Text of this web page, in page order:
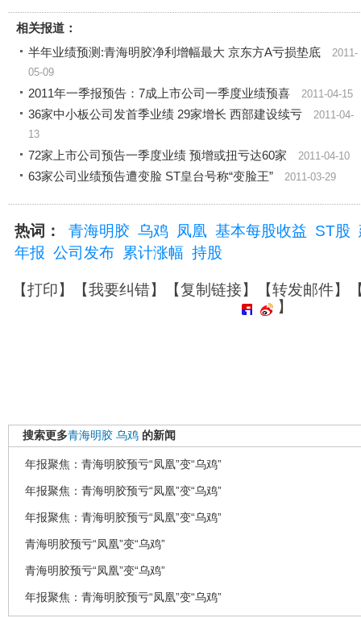
相关报道：
半年业绩预测:青海明胶净利增幅最大 京东方A亏损垫底
2011-
05-09
2011年一季报预告：7成上市公司一季度业绩预喜
2011-04-15
36家中小板公司发首季业绩 29家增长 西部建设续亏 2011-04-
13
72家上市公司预告一季度业绩 预增或扭亏达60家
2011-04-10
63家公司业绩预告遭变脸 ST皇台号称“变脸王” 2011-03-29
热词： 青海明胶 乌鸡 凤凰 基本每股收益 ST股
年报 公司发布 累计涨幅 持股
【打印】【我要纠错】【复制链接】【转发邮件】
】
搜索更多青海明胶 乌鸡 的新闻
年报聚焦：青海明胶预亏“凤凰”变“乌鸡”
年报聚焦：青海明胶预亏“凤凰”变“乌鸡”
年报聚焦：青海明胶预亏“凤凰”变“乌鸡”
青海明胶预亏“凤凰”变“乌鸡”
青海明胶预亏“凤凰”变“乌鸡”
年报聚焦：青海明胶预亏“凤凰”变“乌鸡”